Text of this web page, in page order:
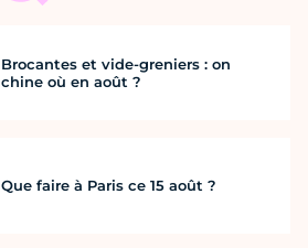
Brocantes et vide-greniers : on
chine où en août ?
Que faire à Paris ce 15 août ?